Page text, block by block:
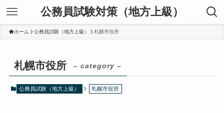
公務員試験対策（地方上級）
ホーム 公務員試験（地方上級） 札幌市役所
札幌市役所 – category –
公務員試験（地方上級） 札幌市役所